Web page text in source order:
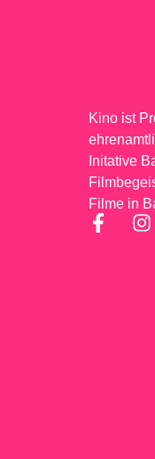
Kino ist
Initative
Filme in